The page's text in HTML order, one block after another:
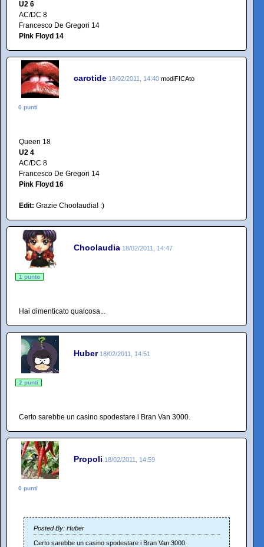
U2 6
AC/DC 8
Francesco De Gregori 14
Pink Floyd 14
carotide 18/02/2011, 14:40 modiFICAto
0 punti
Queen 18
U2 4
AC/DC 8
Francesco De Gregori 14
Pink Floyd 16
Edit: Grazie Choolaudia! :)
Choolaudia 18/02/2011, 14:47
1 punto
Hai dimenticato qualcosa...
Huber 18/02/2011, 14:51
2 punti
Certo sarebbe un casino spodestare i Bran Van 3000.
Propoli 18/02/2011, 14:59
0 punti
Posted By: Huber
Certo sarebbe un casino spodestare i Bran Van 3000.